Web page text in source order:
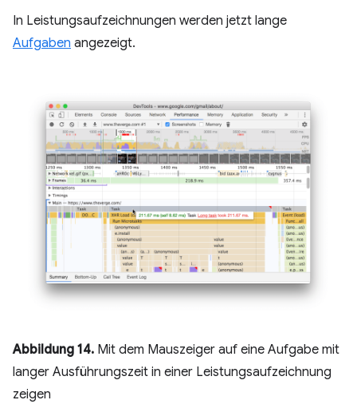
In Leistungsaufzeichnungen werden jetzt lange
Aufgaben angezeigt.
Abbildung 14. Mit dem Mauszeiger auf eine Aufgabe mit
langer Ausführungszeit in einer Leistungsaufzeichnung
zeigen